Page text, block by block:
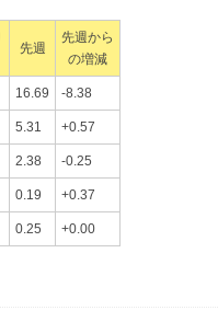
先週
先週から
の増減
16.69 -8.38
5.31 +0.57
2.38 -0.25
0.19 +0.37
0.25
+0.00